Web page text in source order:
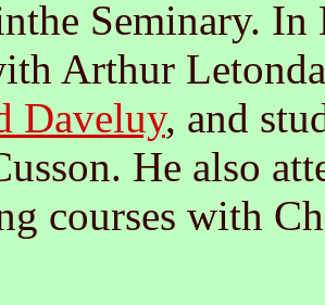
Seminary.
Arthur
Daveluy, and
He also
courses with